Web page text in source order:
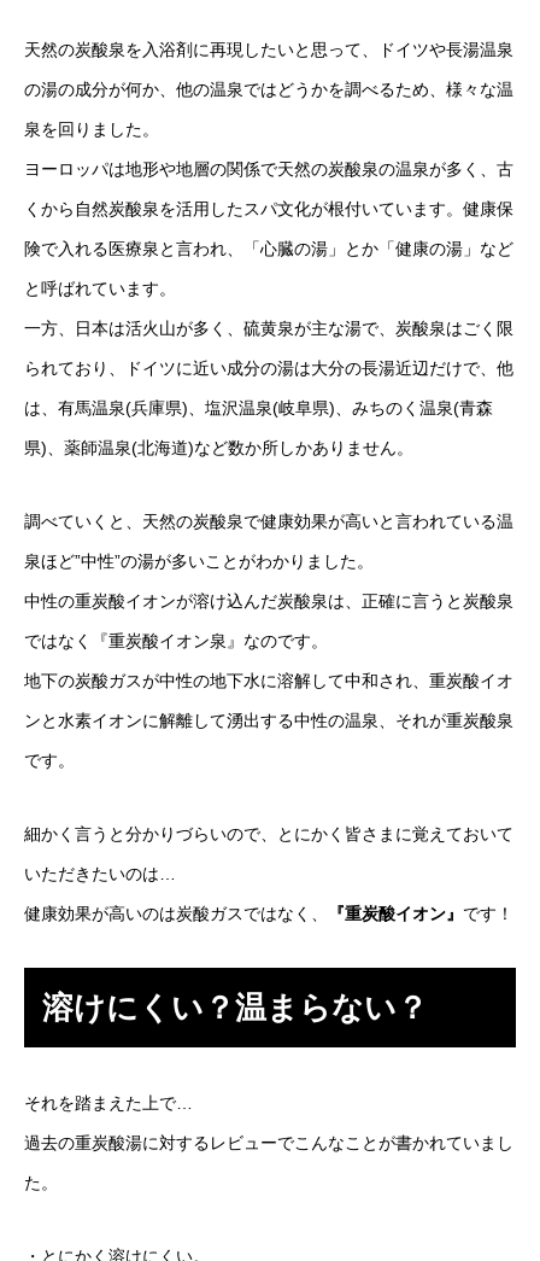
天然の炭酸泉を入浴剤に再現したいと思って、ドイツや長湯温泉
の湯の成分が何か、他の温泉ではどうかを調べるため、様々な温
泉を回りました。
ヨーロッパは地形や地層の関係で天然の炭酸泉の温泉が多く、古
くから自然炭酸泉を活用したスパ文化が根付いています。健康保
険で入れる医療泉と言われ、「心臓の湯」とか「健康の湯」など
と呼ばれています。
一方、日本は活火山が多く、硫黄泉が主な湯で、炭酸泉はごく限
られており、ドイツに近い成分の湯は大分の長湯近辺だけで、他
は、有馬温泉(兵庫県)、塩沢温泉(岐阜県)、みちのく温泉(青森
県)、薬師温泉(北海道)など数か所しかありません。
調べていくと、天然の炭酸泉で健康効果が高いと言われている温
泉ほど”中性”の湯が多いことがわかりました。
中性の重炭酸イオンが溶け込んだ炭酸泉は、正確に言うと炭酸泉
ではなく『重炭酸イオン泉』なのです。
地下の炭酸ガスが中性の地下水に溶解して中和され、重炭酸イオ
ンと水素イオンに解離して湧出する中性の温泉、それが重炭酸泉
です。
細かく言うと分かりづらいので、とにかく皆さまに覚えておいて
いただきたいのは…
健康効果が高いのは炭酸ガスではなく、 『重炭酸イオン』 です！
溶けにくい？温まらない？
それを踏まえた上で…
過去の重炭酸湯に対するレビューでこんなことが書かれていまし
た。
・とにかく溶けにくい。